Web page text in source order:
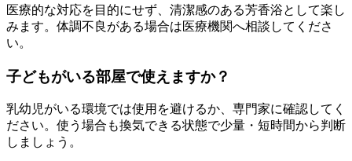
医療的な対応を目的にせず、清潔感のある芳香浴として楽し
みます。体調不良がある場合は医療機関へ相談してくださ
い。
子どもがいる部屋で使えますか？
乳幼児がいる環境では使用を避けるか、専門家に確認してく
ださい。使う場合も換気できる状態で少量・短時間から判断
しましょう。